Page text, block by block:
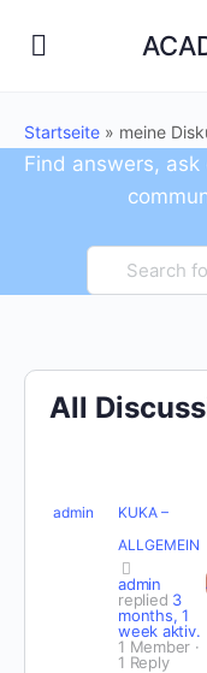
Startseite » meine
Find answers,
All
admin
KUKA –
ALLGEMEIN
admin
replied 3
months, 1
week aktiv.
1 Member ·
1 Reply